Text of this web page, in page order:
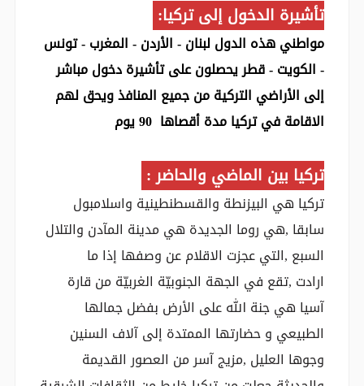
تأشيرة الدخول إلى تركيا:
مواطني هذه الدوللبنان - الأردن - المغرب - تونس
- الكويت - قطريحصلون على تأشيرة دخول مباشر
إلى الأراضي التركية من جميع المنافذ ويحق لهم
الاقامة في تركيا مدة أقصاها 90 يوم
تركيا بين الماضي والحاضر :
تركيا هي البيزنطة والقسطنطينية واسلامبول
سابقا ,هي روما الجديدة هي مدينة المآدن والتلال
السبع ,التي عجزت الاقلام عن وصفها إذا ما
ارادت ,تقع في الجهة الجنوبيّة الغربيّة من قارة
آسيا هي جنة الله على الأرض بفضل جمالها
الطبيعي و حضارتها الممتدة إلى آلاف السنين
وجوها العليل ,مزيج آسر من العصور القديمة